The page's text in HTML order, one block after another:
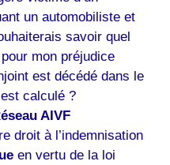
un automobiliste et
savoir quel
mon préjudice
est décédé dans le
calculé ?
AIVF
droit à l’indemnisation
en vertu de la loi